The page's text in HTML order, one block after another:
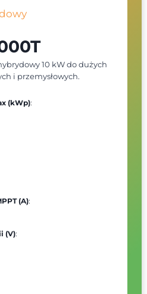
10 kW do dużych
i przemysłowych.
(kWp):
(A):
(V):